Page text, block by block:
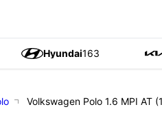
Hyundai163
Volkswagen Polo 1.6 MPI AT